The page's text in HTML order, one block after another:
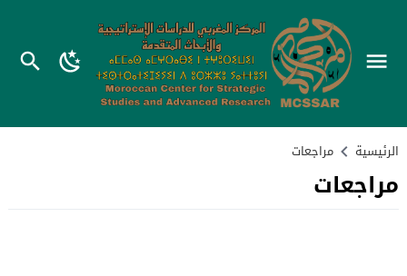
الرئيسية مراجعات
مراجعات